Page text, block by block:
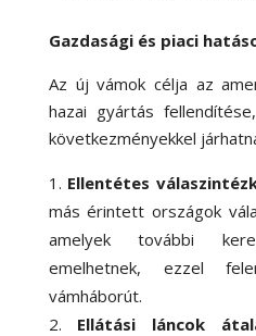
Gazdasági és piaci
Az új vámok célja az
hazai gyártás
következményekkel
Ellentétes
más érintett országok
amelyek további
emelhetnek, ezzel
vámháborút.
Ellátási láncok